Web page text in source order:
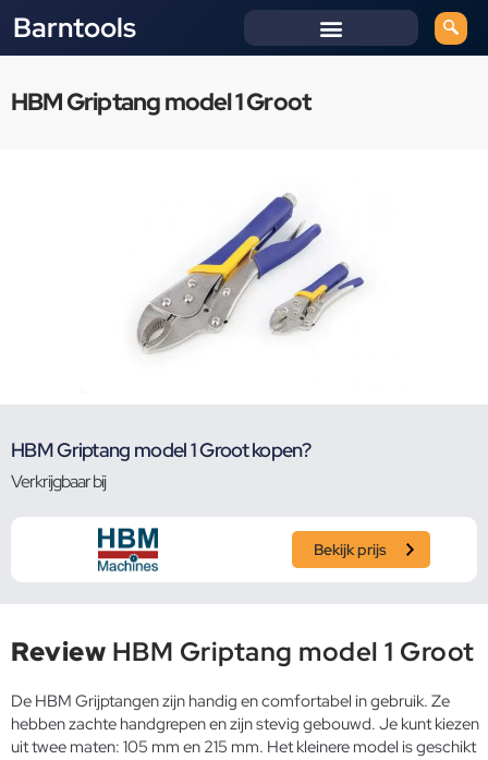
Barntools
HBM Griptang model 1 Groot
HBM Griptang model 1 Groot kopen?
Verkrijgbaar bij
Bekijk prijs
Review HBM Griptang model 1 Groot
De HBM Grijptangen zijn handig en comfortabel in gebruik. Ze
hebben zachte handgrepen en zijn stevig gebouwd. Je kunt kiezen
uit twee maten: 105 mm en 215 mm. Het kleinere model is geschikt